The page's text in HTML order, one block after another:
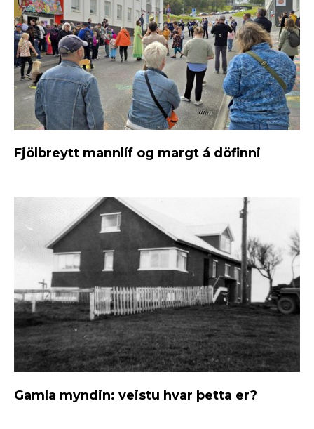
Fjölbreytt mannlíf og margt á döfinni
Gamla myndin: veistu hvar þetta er?